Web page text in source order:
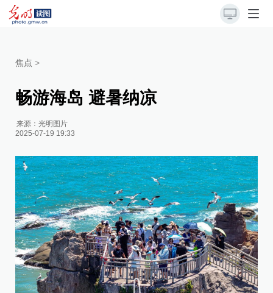
焦点 >
畅游海岛 避暑纳凉
来源：光明图片
2025-07-19 19:33